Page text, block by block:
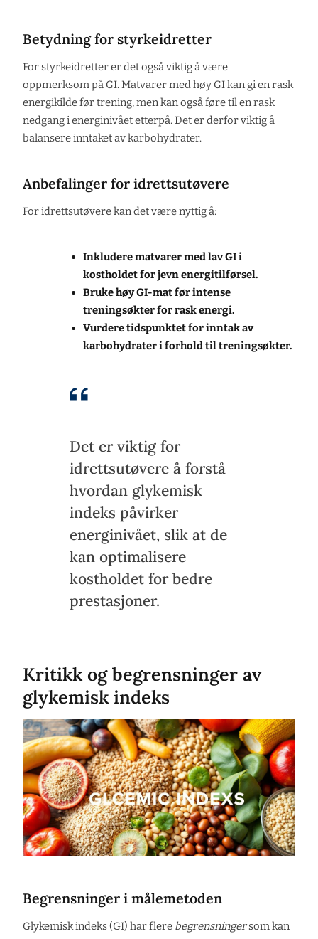
Betydning for styrkeidretter
For styrkeidretter er det også viktig å være
oppmerksom på GI. Matvarer med høy GI kan gi en rask
energikilde før trening, men kan også føre til en rask
nedgang i energinivået etterpå. Det er derfor viktig å
balansere inntaket av karbohydrater.
Anbefalinger for idrettsutøvere
For idrettsutøvere kan det være nyttig å:
Inkludere matvarer med lav GI i
kostholdet for jevn energitilførsel.
Bruke høy GI-mat før intense
treningsøkter for rask energi.
Vurdere tidspunktet for inntak av
karbohydrater i forhold til treningsøkter.
Det er viktig for
idrettsutøvere å forstå
hvordan glykemisk
indeks påvirker
energinivået, slik at de
kan optimalisere
kostholdet for bedre
prestasjoner.
Kritikk og begrensninger av
glykemisk indeks
Begrensninger i målemetoden
Glykemisk indeks (GI) har flere begrensningersom kan